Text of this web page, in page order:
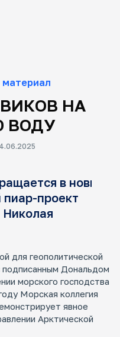
материал
НА
ВОДУ
в новый
пиар-проект
для геополитической
Дональдом
морского господства
Морская коллегия
явное
Арктической